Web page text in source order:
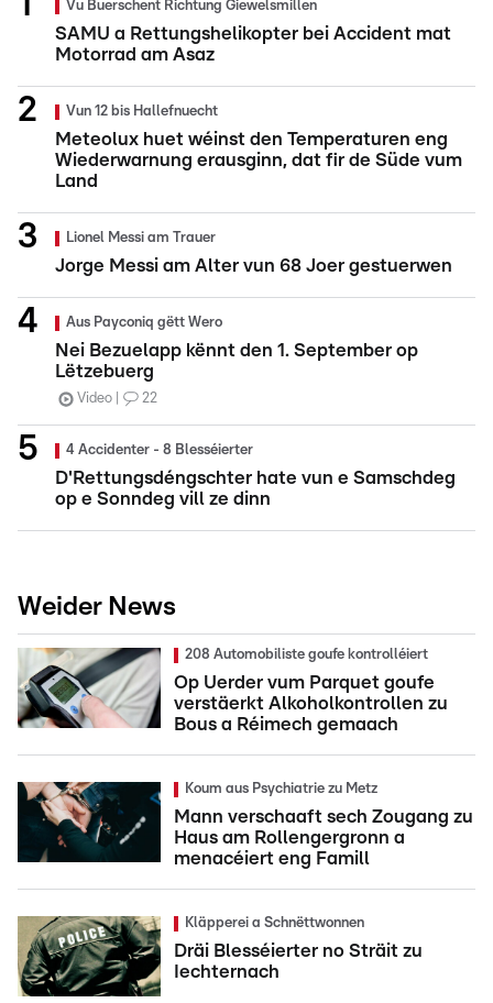
Vu Buerschent Richtung Giewelsmillen
SAMU a Rettungshelikopter bei Accident mat
Motorrad am Asaz
Vun 12 bis Hallefnuecht
Meteolux huet wéinst den Temperaturen eng
Wiederwarnung erausginn, dat fir de Süde vum
Land
Lionel Messi am Trauer
Jorge Messi am Alter vun 68 Joer gestuerwen
Aus Payconiq gëtt Wero
Nei Bezuelapp kënnt den 1. September op
Lëtzebuerg
Video 22
4 Accidenter - 8 Blesséierter
D'Rettungsdéngschter hate vun e Samschdeg
op e Sonndeg vill ze dinn
Weider News
208 Automobiliste goufe kontrolléiert
Op Uerder vum Parquet goufe
verstäerkt Alkoholkontrollen zu
Bous a Réimech gemaach
Koum aus Psychiatrie zu Metz
Mann verschaaft sech Zougang zu
Haus am Rollengergronn a
menacéiert eng Famill
Kläpperei a Schnëttwonnen
Dräi Blesséierter no Sträit zu
Iechternach